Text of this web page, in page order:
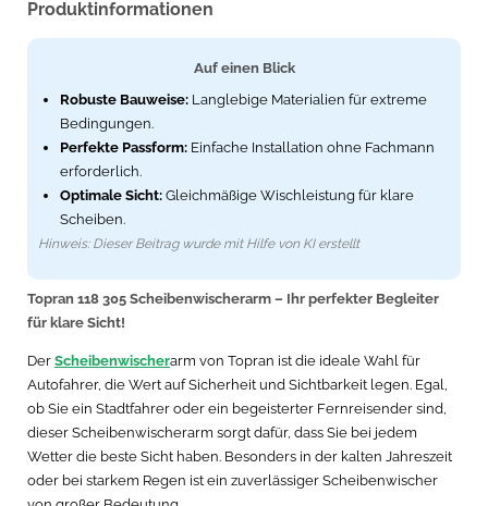
Produktinformationen
Auf einen Blick
Robuste Bauweise: Langlebige Materialien für extreme
Bedingungen.
Perfekte Passform: Einfache Installation ohne Fachmann
erforderlich.
Optimale Sicht: Gleichmäßige Wischleistung für klare
Scheiben.
Hinweis: Dieser Beitrag wurde mit Hilfe von KI erstellt
Topran 118 305 Scheibenwischerarm – Ihr perfekter Begleiter
für klare Sicht!
Der Scheibenwischerarm von Topran ist die ideale Wahl für
Autofahrer, die Wert auf Sicherheit und Sichtbarkeit legen. Egal,
ob Sie ein Stadtfahrer oder ein begeisterter Fernreisender sind,
dieser Scheibenwischerarm sorgt dafür, dass Sie bei jedem
Wetter die beste Sicht haben. Besonders in der kalten Jahreszeit
oder bei starkem Regen ist ein zuverlässiger Scheibenwischer